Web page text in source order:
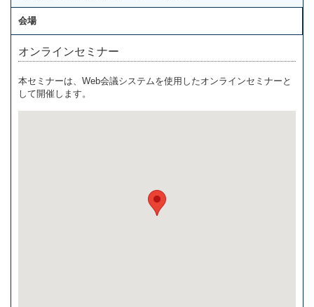
会場
オンラインセミナー
本セミナーは、Web会議システムを使用したオンラインセミナーと
して開催します。